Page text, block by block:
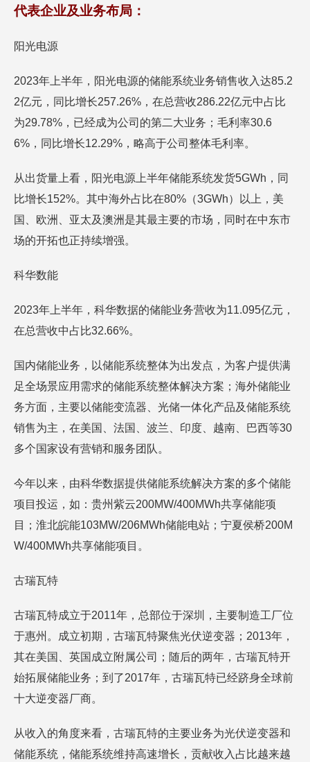
代表企业及业务布局：
阳光电源
2023年上半年，阳光电源的储能系统业务销售收入达85.2
2亿元，同比增长257.26%，在总营收286.22亿元中占比
为29.78%，已经成为公司的第二大业务；毛利率30.6
6%，同比增长12.29%，略高于公司整体毛利率。
从出货量上看，阳光电源上半年储能系统发货5GWh，同
比增长152%。其中海外占比在80%（3GWh）以上，美
国、欧洲、亚太及澳洲是其最主要的市场，同时在中东市
场的开拓也正持续增强。
科华数能
2023年上半年，科华数据的储能业务营收为11.095亿元，
在总营收中占比32.66%。
国内储能业务，以储能系统整体为出发点，为客户提供满
足全场景应用需求的储能系统整体解决方案；海外储能业
务方面，主要以储能变流器、光储一体化产品及储能系统
销售为主，在美国、法国、波兰、印度、越南、巴西等30
多个国家设有营销和服务团队。
今年以来，由科华数据提供储能系统解决方案的多个储能
项目投运，如：贵州紫云200MW/400MWh共享储能项
目；淮北皖能103MW/206MWh储能电站；宁夏侯桥200M
W/400MWh共享储能项目。
古瑞瓦特
古瑞瓦特成立于2011年，总部位于深圳，主要制造工厂位
于惠州。成立初期，古瑞瓦特聚焦光伏逆变器；2013年，
其在美国、英国成立附属公司；随后的两年，古瑞瓦特开
始拓展储能业务；到了2017年，古瑞瓦特已经跻身全球前
十大逆变器厂商。
从收入的角度来看，古瑞瓦特的主要业务为光伏逆变器和
储能系统，储能系统维持高速增长，贡献收入占比越来越